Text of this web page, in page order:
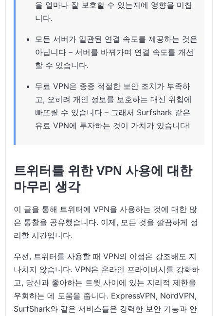
을 얼마나 잘 보호할 수 있는지에 영향을 미칩
니다.
모든 서버가 일관된 연결 속도를 제공하는 것은
아닙니다 – 서버를 바꿔가며 연결 속도를 개선
할 수 있습니다.
무료 VPN은 종종 적절한 보안 조치가 부족하
고, 오히려 개인 정보를 보호하는 대신 위험에
빠뜨릴 수 있습니다 – 그래서 Surfshark 같은
유료 VPN에 투자하는 것이 가치가 있습니다!
트위터를 위한 VPN 사용에 대한
마무리 생각
이 글을 통해 트위터에 VPN을 사용하는 것에 대한 많
은 통찰을 공유했습니다. 이제, 모든 것을 깔끔하게 정
리할 시간입니다.
우선, 트위터를 사용할 때 VPN의 이점은 강조해도 지
나치지 않습니다. VPN은 온라인 프라이버시를 강화하
고, 당신과 좋아하는 트윗 사이에 있는 지리적 제한을
우회하는 데 도움을 줍니다. ExpressVPN, NordVPN,
SurfShark와 같은 서비스들은 강력한 보안 기능과 안